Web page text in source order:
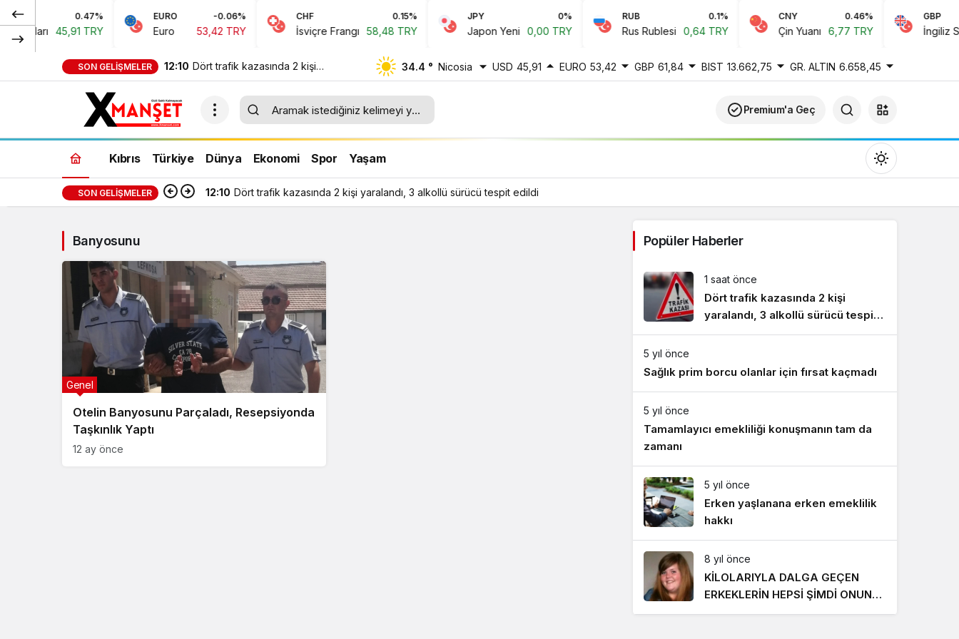
0.47%
45,91 TRY
EURO -0.06%
Euro 53,42 TRY
CHF 0.15%
İsviçre Frangı 58,48 TRY
JPY
Japon Yeni 0,00 TRY
RUB 0.1%
Rus Rublesi 0,64 TRY
CNY 0.46%
Çin Yuanı 6,77 TRY
GBP
İngiliz
SON GELIŞMELER 12:10 Dört trafik kazasında 2 kişi
yaralandı, 3 alkollü sürücü tespit
34.4 ° Nicosia USD 45,91 EURO 53,42 GBP 61,84 BIST 13.662,75 GR. ALTIN 6.658,45
Premium'a Geç
Kıbrıs Türkiye Dünya Ekonomi Spor Yaşam
Gündüz modunu seçin.
SON GELIŞMELER 12:10 Dört trafik kazasında 2 kişi yaralandı, 3 alkollü sürücü tespit edildi
Banyosunu
Otelin Banyosunu Parçaladı, Resepsiyonda
Taşkınlık Yaptı
Genel
12 ay önce
Popüler Haberler
1 saat önce
Dört trafik kazasında 2 kişi
yaralandı, 3 alkollü sürücü tespit
edildi
5 yıl önce
Sağlık prim borcu olanlar için fırsat kaçmadı
5 yıl önce
Tamamlayıcı emekliliği konuşmanın tam da
zamanı
5 yıl önce
Erken yaşlanana erken emeklilik
hakkı
8 yıl önce
KİLOLARIYLA DALGA GEÇEN
ERKEKLERİN HEPSİ ŞİMDİ ONUN
PEŞİNDE! SON HALİ İNANILMAZ